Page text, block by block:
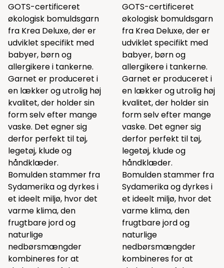
GOTS-certificeret
økologisk bomuldsgarn
fra Krea Deluxe, der er
udviklet specifikt med
babyer, børn og
allergikere i tankerne.
Garnet er produceret i
en lækker og utrolig høj
kvalitet, der holder sin
form selv efter mange
vaske. Det egner sig
derfor perfekt til tøj,
legetøj, klude og
håndklæder.
Bomulden stammer fra
Sydamerika og dyrkes i
et ideelt miljø, hvor det
varme klima, den
frugtbare jord og
naturlige
nedbørsmængder
kombineres for at
GOTS-certificeret
økologisk bomuldsgarn
fra Krea Deluxe, der er
udviklet specifikt med
babyer, børn og
allergikere i tankerne.
Garnet er produceret i
en lækker og utrolig høj
kvalitet, der holder sin
form selv efter mange
vaske. Det egner sig
derfor perfekt til tøj,
legetøj, klude og
håndklæder.
Bomulden stammer fra
Sydamerika og dyrkes i
et ideelt miljø, hvor det
varme klima, den
frugtbare jord og
naturlige
nedbørsmængder
kombineres for at